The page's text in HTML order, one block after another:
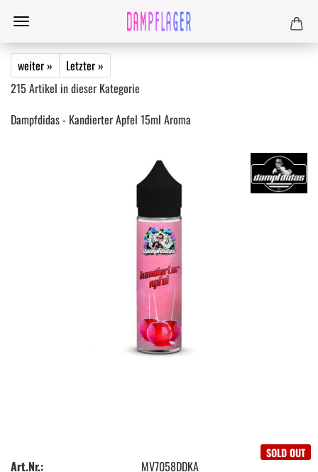
weiter »
Letzter »
215 Artikel in dieser Kategorie
Dampfdidas - Kandierter Apfel 15ml Aroma
SOLD OUT
Art.Nr.:
MV7058DDKA